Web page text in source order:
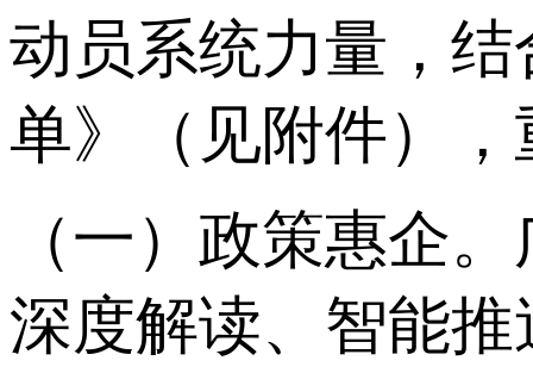
动员系统力量，
单》（见附件）
（一）政策惠企
深度解读、智能